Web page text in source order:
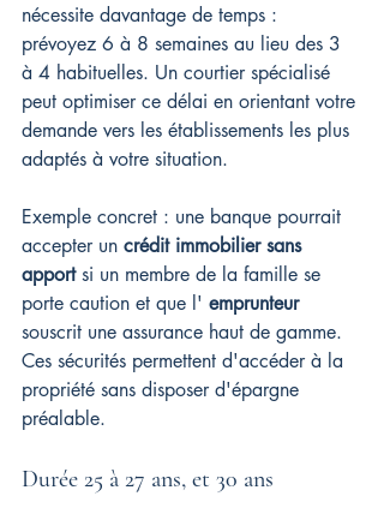
nécessite davantage de temps :
prévoyez 6 à 8 semaines au lieu des 3
à 4 habituelles. Un courtier spécialisé
peut optimiser ce délai en orientant votre
demande vers les établissements les plus
adaptés à votre situation.
Exemple concret : une banque pourrait
accepter un crédit immobilier sans
apport si un membre de la famille se
porte caution et que l' emprunteur
souscrit une assurance haut de gamme.
Ces sécurités permettent d'accéder à la
propriété sans disposer d'épargne
préalable.
Durée 25 à 27 ans, et 30 ans